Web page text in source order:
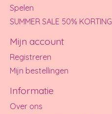
Spelen
SUMMER SALE 50% KORTING
Mijn account
Registreren
Mijn bestellingen
Informatie
Over ons